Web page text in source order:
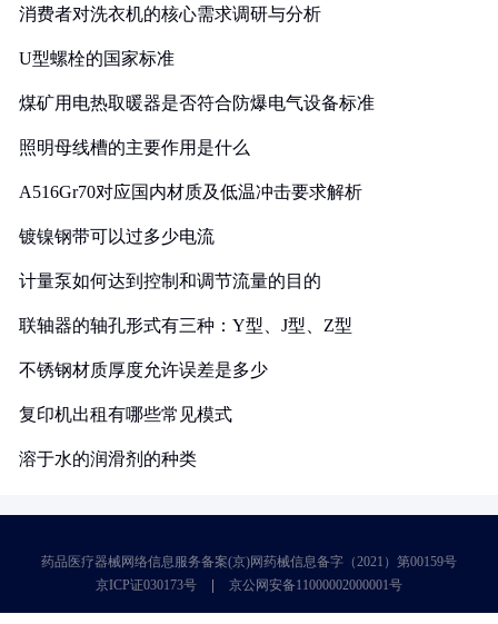
消费者对洗衣机的核心需求调研与分析
U型螺栓的国家标准
煤矿用电热取暖器是否符合防爆电气设备标准
照明母线槽的主要作用是什么
A516Gr70对应国内材质及低温冲击要求解析
镀镍钢带可以过多少电流
计量泵如何达到控制和调节流量的目的
联轴器的轴孔形式有三种：Y型、J型、Z型
不锈钢材质厚度允许误差是多少
复印机出租有哪些常见模式
溶于水的润滑剂的种类
药品医疗器械网络信息服务备案(京)网药械信息备字（2021）第00159号
京ICP证030173号
京公网安备11000002000001号